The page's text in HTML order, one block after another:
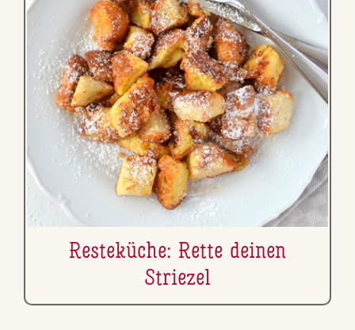
Res­te­kü­che: Rette deinen
Striezel